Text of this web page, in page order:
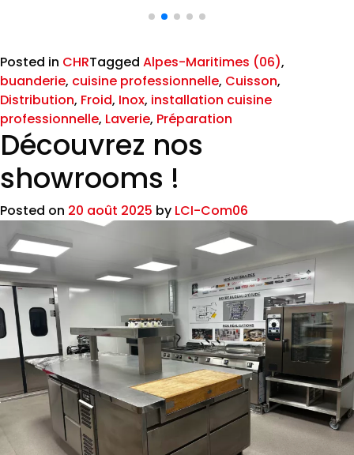
Posted in CHRTagged Alpes-Maritimes (06),
buanderie, cuisine professionnelle, Cuisson,
Distribution, Froid, Inox, installation cuisine
professionnelle, Laverie, Préparation
Découvrez nos
showrooms !
Posted on 20 août 2025 by LCI-Com06